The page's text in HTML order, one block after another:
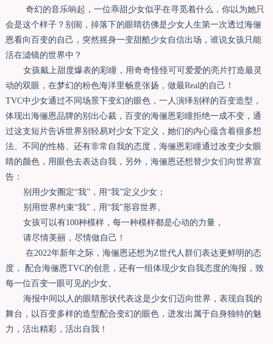
奇幻的音乐响起，一位乖甜少女似乎在寻觅着什么，你以为她只
会是这个样子？别闹， 掉落下的眼睛彷佛是少女人生第一次透过海俪
恩看向百变的自己 ， 突然摇身一变甜酷少女自信出场，谁说女孩只能
活在滤镜的世界中？
女孩戴上甜度爆表的彩瞳，用奇奇怪怪可可爱爱的亮片打造最灵
动的双眼，在梦幻的粉色海洋里畅意张扬，做最Real的自己！
TVC中少女通过不同场景下变幻的眼色，一人演绎别样的百变造型，
体现出海俪恩品牌的别出心裁，百变的海俪恩彩瞳拒绝一成不变，通
过这支短片告诉世界别轻易对少女下定义，她们的内心蕴含着很多想
法、不同的性格、还有非常自我的态度，海俪恩彩瞳通过改变少女眼
睛的颜色，用眼色去表达自我，另外，海俪恩还想替少女们向世界宣
告：
别用少女圈定“我”，用“我”定义少女；
别用世界约束“我”，用“我”形容世界。
女孩可以有100种模样，每一种模样都是心动的力量，
请尽情美丽，尽情做自己！
在2022年新年之际，海俪恩还想为Z世代人群们表达更鲜明的态
度， 配合海俪恩TVC的创意，还有一组体现少女自我态度的海报，致
每一位百变一眼可见的少女。
海报中间以人的眼睛形状代表这是少女们迈向世界，表现自我的
舞台，以百变多样的造型配合变幻的眼色，迸发出属于自身独特的魅
力，活出精彩，活出自我！